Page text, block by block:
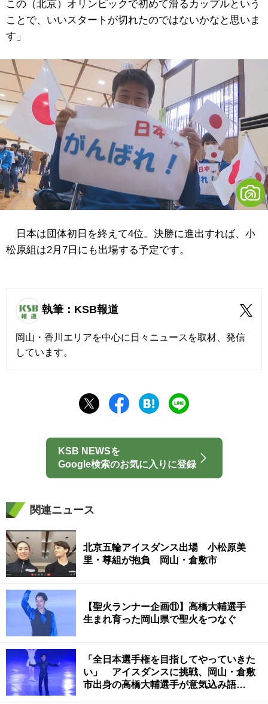
この（北京）オリンピックで初めて滑るカップルという
ことで、いいスタートが切れたのではないかなと思いま
す」
日本は団体初日を終えて4位。決勝に進出すれば、小
松原組は2月7日にも出場する予定です。
執筆：KSB報道
岡山・香川エリアを中心に日々ニュースを取材、発信
しています。
KSB NEWSを
Google検索のお気に入りに登録
関連ニュース
北京五輪アイスダンス出場 小松原美
里・尊組が抱負 岡山・倉敷市
【聖火ランナー企画⑪】高橋大輔選手
生まれ育った岡山県で聖火をつなぐ
「全日本選手権を目指してやっていきた
い」 アイスダンスに挑戦、岡山・倉敷
市出身の高橋大輔選手が意気込み語